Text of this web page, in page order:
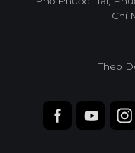
Chí
Theo